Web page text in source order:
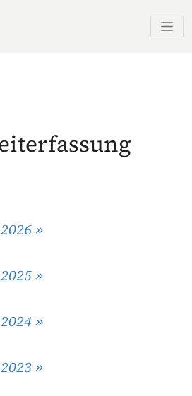
2026 »
2025 »
2024 »
2023 »